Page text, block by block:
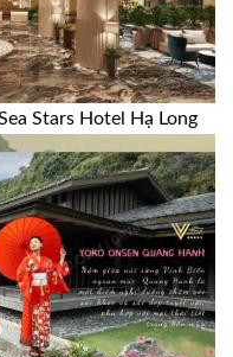
Stars Hotel Hạ Long